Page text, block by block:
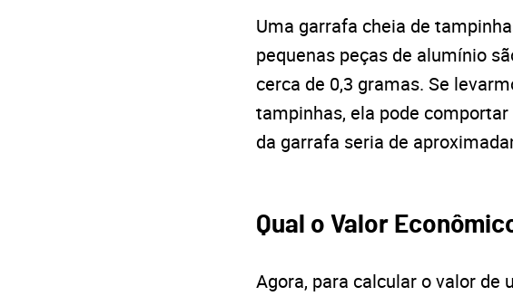
Uma garrafa cheia de
pequenas peças de alumínio
cerca de 0,3 gramas. Se
tampinhas, ela pode
da garrafa seria de
Qual o Valor
Agora, para calcular o valor